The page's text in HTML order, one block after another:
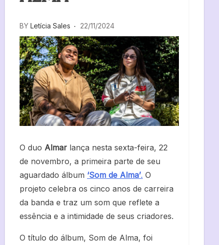
BY Letícia Sales 22/11/2024
O duo Almar lança nesta sexta-feira, 22
de novembro, a primeira parte de seu
aguardado álbum ‘Som de Alma’. O
projeto celebra os cinco anos de carreira
da banda e traz um som que reflete a
essência e a intimidade de seus criadores.
O título do álbum, Som de Alma, foi